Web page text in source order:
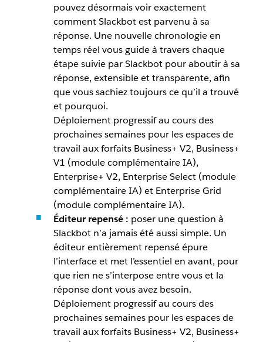
pouvez désormais voir exactement
comment Slackbot est parvenu à sa
réponse. Une nouvelle chronologie en
temps réel vous guide à travers chaque
étape suivie par Slackbot pour aboutir à sa
réponse, extensible et transparente, afin
que vous sachiez toujours ce qu’il a trouvé
et pourquoi.
Déploiement progressif au cours des
prochaines semaines pour les espaces de
travail aux forfaits Business+ V2, Business+
V1 (module complémentaire IA),
Enterprise+ V2, Enterprise Select (module
complémentaire IA) et Enterprise Grid
(module complémentaire IA).
Éditeur repensé : poser une question à
Slackbot n’a jamais été aussi simple. Un
éditeur entièrement repensé épure
l’interface et met l’essentiel en avant, pour
que rien ne s’interpose entre vous et la
réponse dont vous avez besoin.
Déploiement progressif au cours des
prochaines semaines pour les espaces de
travail aux forfaits Business+ V2, Business+